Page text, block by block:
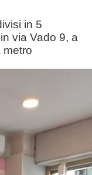
in 5
via Vado 9, a
metro